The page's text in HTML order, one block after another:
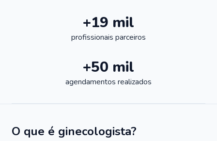
+19 mil
profissionais parceiros
+50 mil
agendamentos realizados
O que é ginecologista?